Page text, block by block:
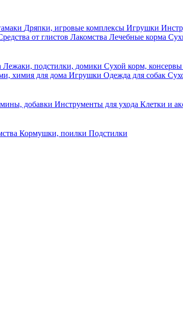
Дряпки, игровые комплексы Игрушки
от глистов Лакомства Лечебные корма
Лежаки, подстилки, домики Сухой корм, консервы
химия для дома Игрушки Одежда для собак
добавки Инструменты для ухода Клетки и
Кормушки, поилки Подстилки